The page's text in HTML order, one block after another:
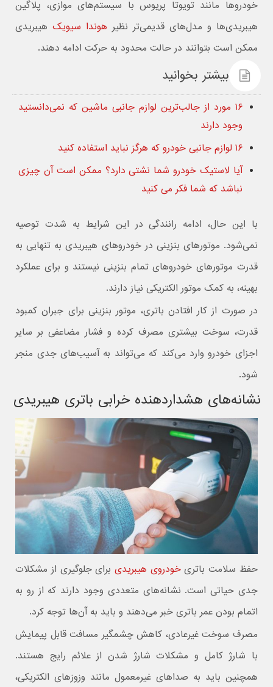
خودروها مانند تویوتا پریوس با سیستم‌های موازی، پلاگین
هیبریدی‌ها و مدل‌های قدیمی‌تر نظیر هوندا سیویکهیبریدی
ممکن است بتوانند در حالت محدود به حرکت ادامه دهند.
بیشتر بخوانید
۱۶ مورد از جالب‌ترین لوازم جانبی ماشین که نمی‌دانستید
وجود دارند
۱۶ لوازم جانبی خودرو که هرگز نباید استفاده کنید
آیا لاستیک خودرو شما نشتی دارد؟ ممکن است آن چیزی
نباشد که شما فکر می کنید
با این حال، ادامه رانندگی در این شرایط به شدت توصیه
نمی‌شود. موتورهای بنزینی در خودروهای هیبریدی به تنهایی به
قدرت موتورهای خودروهای تمام بنزینی نیستند و برای عملکرد
بهینه، به کمک موتور الکتریکی نیاز دارند.
در صورت از کار افتادن باتری، موتور بنزینی برای جبران کمبود
قدرت، سوخت بیشتری مصرف کرده و فشار مضاعفی بر سایر
اجزای خودرو وارد می‌کند که می‌تواند به آسیب‌های جدی منجر
شود.
نشانه‌های هشداردهنده خرابی باتری هیبریدی
حفظ سلامت باتریخودروی هیبریدیبرای جلوگیری از مشکلات
جدی حیاتی است. نشانه‌های متعددی وجود دارند که از رو به
اتمام بودن عمر باتری خبر می‌دهند و باید به آن‌ها توجه کرد.
مصرف سوخت غیرعادی، کاهش چشمگیر مسافت قابل پیمایش
با شارژ کامل و مشکلات شارژ شدن از علائم رایج هستند.
همچنین باید به صداهای غیرمعمول مانند وزوزهای الکتریکی،